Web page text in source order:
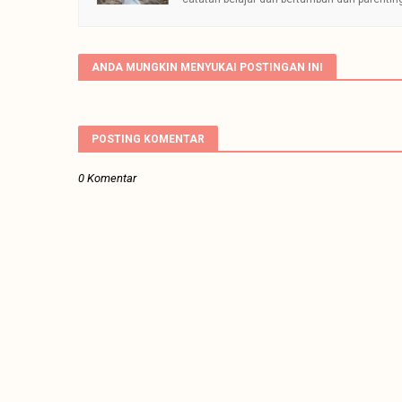
ANDA MUNGKIN MENYUKAI POSTINGAN INI
POSTING KOMENTAR
0 Komentar